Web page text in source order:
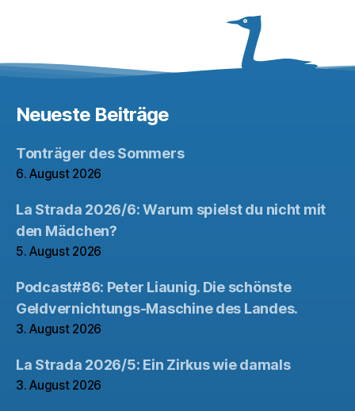
Neueste Beiträge
Tonträger des Sommers
6. August 2026
La Strada 2026/6: Warum spielst du nicht mit
den Mädchen?
5. August 2026
Podcast#86: Peter Liaunig. Die schönste
Geldvernichtungs-Maschine des Landes.
3. August 2026
La Strada 2026/5: Ein Zirkus wie damals
3. August 2026